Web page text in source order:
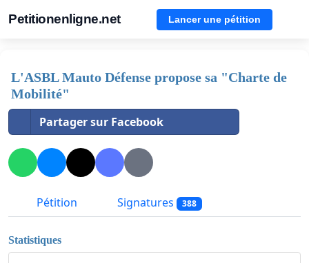
Petitionenligne.net Lancer une pétition
L'ASBL Mauto Défense propose sa "Charte de
Mobilité"
Partager sur Facebook
Pétition Signatures 388
Statistiques